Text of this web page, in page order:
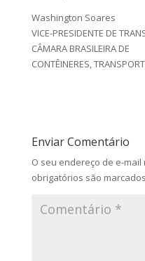
Washington Soares
VICE-PRESIDENTE DE
CÂMARA BRASILEIRA DE
CONTÊINERES,
Enviar Comentário
O seu endereço de e-
obrigatórios são